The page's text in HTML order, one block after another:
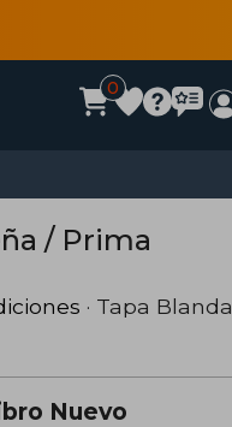
0
/ Prima
· Tapa Blanda
Nuevo